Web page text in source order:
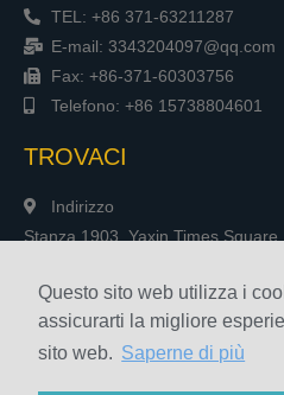
Questo sito web utilizza i
assicurarti la migliore
sito web. Saperne di più
TEL: +86 371-63211287
E-mail: 3343204097@qq.com
Fax: +86-371-60303756
Telefono: +86 15738804601
TROVACI
Indirizzo
Stanza 1903, Yaxin Times
© 2010-2020 Henan Sicheng